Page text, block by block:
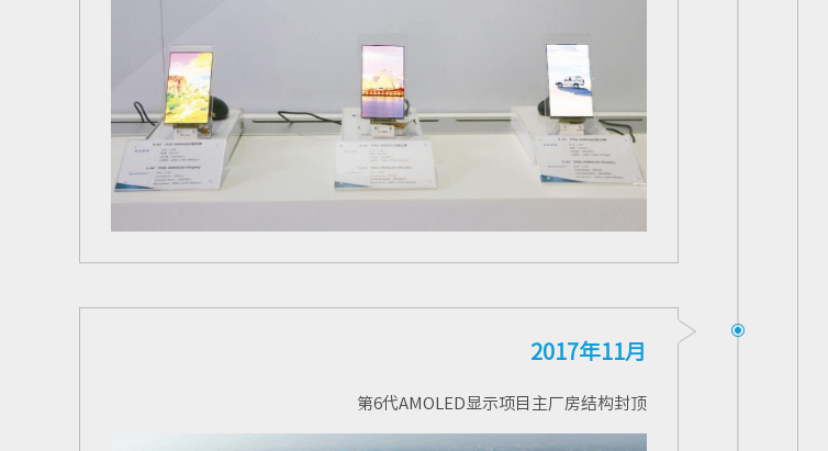
2017年11月
第6代AMOLED 显示项目主厂房结构封顶